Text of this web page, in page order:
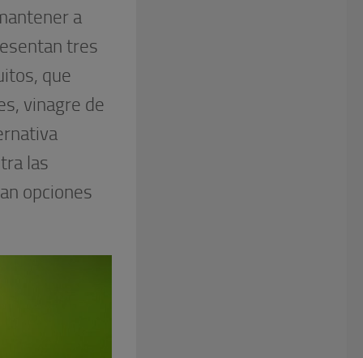
a
tres
que
vinagre de
las
opciones